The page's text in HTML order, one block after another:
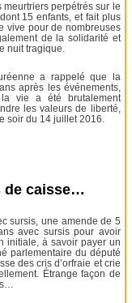
meurtriers perpétrés sur le
15 enfants, et fait plus
vive pour de nombreuses
de la solidarité et
nuit tragique.
a rappelé que la
après les événements,
vie a été brutalement
les valeurs de liberté,
soir du 14 juillet 2016.
de caisse…
sursis, une amende de 5
avec sursis pour avoir
initiale, à savoir payer un
parlementaire du député
des cris d’orfraie et crie
Étrange façon de